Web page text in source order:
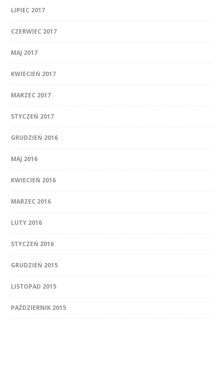
LIPIEC 2017
CZERWIEC 2017
MAJ 2017
KWIECIEŃ 2017
MARZEC 2017
STYCZEŃ 2017
GRUDZIEŃ 2016
MAJ 2016
KWIECIEŃ 2016
MARZEC 2016
LUTY 2016
STYCZEŃ 2016
GRUDZIEŃ 2015
LISTOPAD 2015
PAŹDZIERNIK 2015